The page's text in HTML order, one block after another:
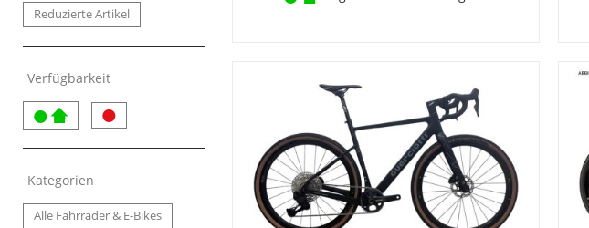
Reduzierte Artikel
Verfügbarkeit
Kategorien
Alle Fahrräder & E-Bikes